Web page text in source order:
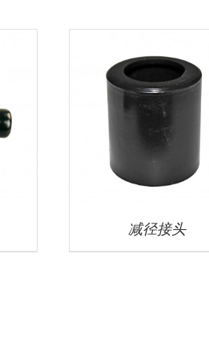
减径接头